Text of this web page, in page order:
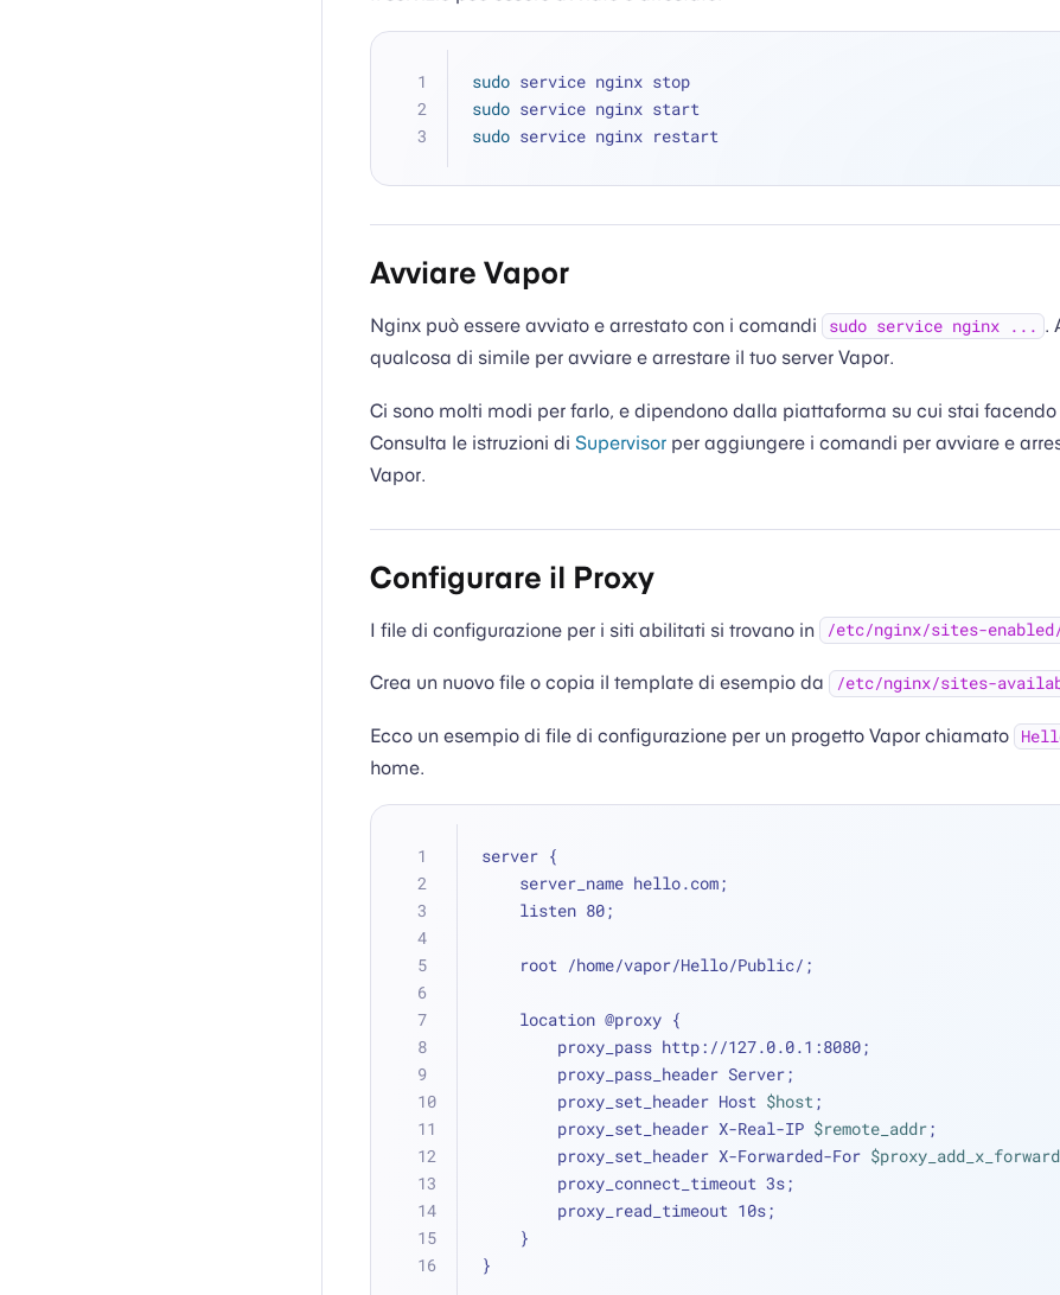
sudo service nginx stop
sudo service nginx start
sudo service nginx restart
Avviare Vapor
Nginx può essere avviato e arrestato con i comandi sudo service nginx ... .
qualcosa di simile per avviare e arrestare il tuo server Vapor.
Ci sono molti modi per farlo, e dipendono dalla piattaforma su cui stai facendo
Consulta le istruzioni di Supervisor per aggiungere i comandi per avviare e
Vapor.
Configurare il Proxy
I file di configurazione per i siti abilitati si trovano in /etc/nginx/sites-
Crea un nuovo file o copia il template di esempio da /etc/nginx/sites-
Ecco un esempio di file di configurazione per un progetto Vapor chiamato
home.
server {
    server_name hello.com;
    listen 80;
    root /home/vapor/Hello/Public/;
    location @proxy {
        proxy_pass http://127.0.0.1:8080;
        proxy_pass_header Server;
        proxy_set_header Host
$host ;
        proxy_set_header X-Real-IP
$remote_addr;
        proxy_set_header X-Forwarded-For
        proxy_connect_timeout 3s;
        proxy_read_timeout 10s;
    }
}